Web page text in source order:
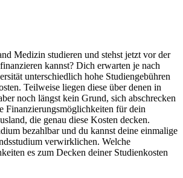
Medizin studieren und stehst jetzt vor der
kannst? Dich erwarten je nach
unterschiedlich hohe Studiengebühren
Teilweise liegen diese über denen in
noch längst kein Grund, sich abschrecken
Finanzierungsmöglichkeiten für dein
die genau diese Kosten decken.
bezahlbar und du kannst deine einmalige
verwirklichen. Welche
es zum Decken deiner Studienkosten